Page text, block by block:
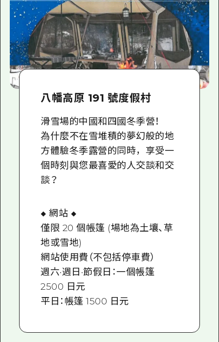
八幡高原 191 號度假村
滑雪場的中國和四國冬季營！
為什麼不在雪堆積的夢幻般的地
方體驗冬季露營的同時，享受一
個時刻與您最喜愛的人交談和交
談？
◆ 網站 ◆
僅限 20 個帳篷 (場地為土壤、草
地或雪地)
網站使用費（不包括停車費）
週六·週日·節假日：一個帳篷
2500 日元
平日：帳篷 1500 日元